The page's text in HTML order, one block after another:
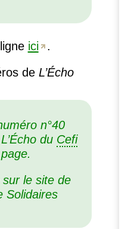
ici
.
de L’Écho
n°40
du Cefi
le site de
Solidaires